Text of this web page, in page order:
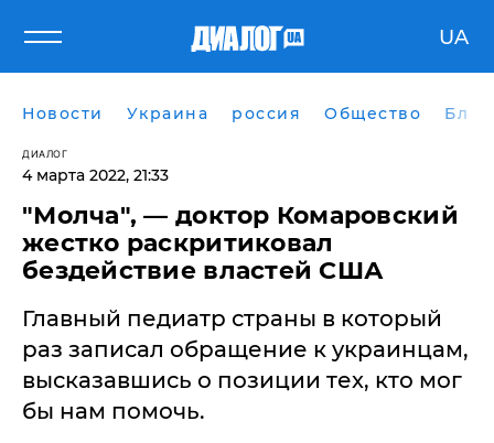
UA
Новости Украина россия Общество
ДИАЛОГ
4 марта 2022, 21:33
"Молча", — доктор Комаровский
жестко раскритиковал
бездействие властей США
Главный педиатр страны в который
раз записал обращение к украинцам,
высказавшись о позиции тех, кто мог
бы нам помочь.